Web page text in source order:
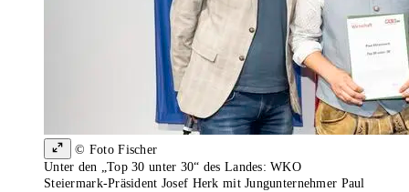
© Foto Fischer
Unter den „Top 30 unter 30“ des Landes: WKO
Steiermark-Präsident Josef Herk mit Jungunternehmer Paul